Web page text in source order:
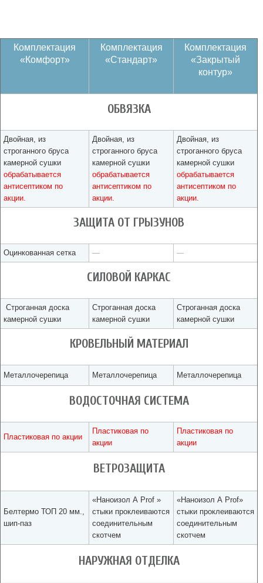
Комплектация
«Комфорт»
Комплектация
«Стандарт»
Комплектация
«Закрытый
контур»
ОБВЯЗКА
Двойная, из
строганного бруса
камерной сушки
обрабатывается
антисептиком по
акции.
Двойная, из
строганного бруса
камерной сушки
обрабатывается
антисептиком по
акции.
Двойная, из
строганного бруса
камерной сушки
обрабатывается
антисептиком по
акции.
ЗАЩИТА ОТ ГРЫЗУНОВ
Оцинкованная сетка — —
СИЛОВОЙ КАРКАС
Строганная доска
камерной сушки
Строганная доска
камерной сушки
Строганная доска
камерной сушки
КРОВЕЛЬНЫЙ МАТЕРИАЛ
Металлочерепица Металлочерепица Металлочерепица
ВОДОСТОЧНАЯ СИСТЕМА
Пластиковая по акции
Пластиковая по
акции
Пластиковая по
акции
ВЕТРОЗАЩИТА
Белтермо ТОП 20 мм.,
шип-паз
«Наноизол А Prof »
стыки проклеиваются
соединительным
скотчем
«Наноизол А Prof»
стыки проклеиваются
соединительным
скотчем
НАРУЖНАЯ ОТДЕЛКА